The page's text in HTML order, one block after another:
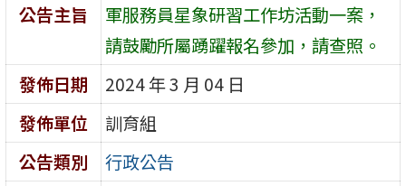
公告主旨
軍服務員星象研習工作坊活動一案，
請鼓勵所屬踴躍報名參加，請查照。
發佈日期
2024 年 3 月 04 日
發佈單位
訓育組
公告類別
行政公告